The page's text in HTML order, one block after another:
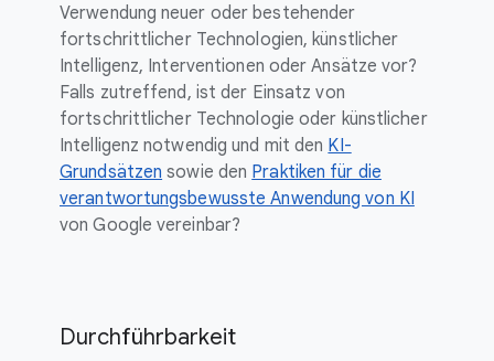
Verwendung neuer oder bestehender
fortschrittlicher Technologien, künstlicher
Intelligenz, Interventionen oder Ansätze vor?
Falls zutreffend, ist der Einsatz von
fortschrittlicher Technologie oder künstlicher
Intelligenz notwendig und mit den KI-
Grundsätzen sowie den Praktiken für die
verantwortungsbewusste Anwendung von KI
von Google vereinbar?
Durchführbarkeit